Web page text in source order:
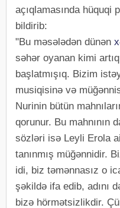
açıqlamasında hüquqi
bildirib:
"Bu məsələdən dünən
səhər oyanan kimi
başlatmışıq. Bizim
musiqisinə və
Nurinin bütün
qorunur. Bu mahnının
sözləri isə Leyli Erola
tanınmış müğənnidir.
idi, biz təmənnasız o
şəkildə ifa edib, adını
bizə hörmətsizlikdir.